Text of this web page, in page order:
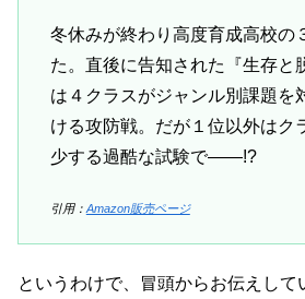
冬休みが終わり高度育成高校の
た。直後に告知された『生存と
は４クラスがジャンル別課題を
ける攻防戦。だが１位以外はク
少する過酷な試験で――!?
引用： Amazon販売ページ
というわけで、冒頭からお伝えして